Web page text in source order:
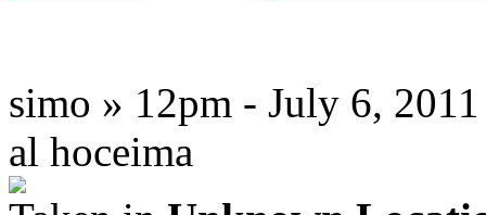
simo » 12pm - July 6, 2011
al hoceima